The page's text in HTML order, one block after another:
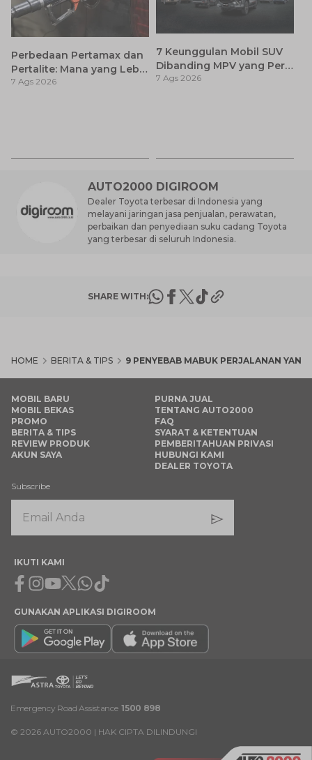
Perbedaan Pertamax dan
Pertalite: Mana yang Lebih
Baik untuk Mobil Toyota
7 Ags 2026
7 Keunggulan Mobil SUV
Dibanding MPV yang Perlu
Anda Ketahui
7 Ags 2026
AUTO2000 DIGIROOM
Dealer Toyota terbesar di Indonesia yang
melayani jaringan jasa penjualan, perawatan,
perbaikan dan penyediaan suku cadang Toyota
yang terbesar di seluruh Indonesia.
SHARE WITH:
HOME BERITA & TIPS 9 PENYEBAB MABUK PERJALANAN
MOBIL BARU
MOBIL BEKAS
PROMO
BERITA & TIPS
REVIEW PRODUK
AKUN SAYA
PURNA JUAL
TENTANG AUTO2000
FAQ
SYARAT & KETENTUAN
PEMBERITAHUAN PRIVASI
HUBUNGI KAMI
DEALER TOYOTA
Subscribe
IKUTI KAMI
Facebook
Instagram
Youtube
X Whatsapp
Tiktok
GUNAKAN APLIKASI DIGIROOM
Emergency Road Assistance 1500 898
© 2026 AUTO2000 | HAK CIPTA DILINDUNGI